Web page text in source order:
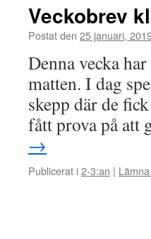
Veckobrev
Postat den 25 januari,
Denna vecka
matten. I dag
skepp där de
fått prova på
→
Publicerat i2-3:an |